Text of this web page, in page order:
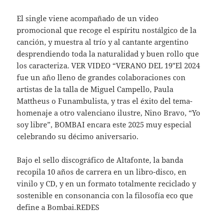
El single viene acompañado de un video
promocional que recoge el espíritu nostálgico de la
canción, y muestra al trío y al cantante argentino
desprendiendo toda la naturalidad y buen rollo que
los caracteriza. VER VIDEO “VERANO DEL 19″El 2024
fue un año lleno de grandes colaboraciones con
artistas de la talla de Miguel Campello, Paula
Mattheus o Funambulista, y tras el éxito del tema-
homenaje a otro valenciano ilustre, Nino Bravo, “Yo
soy libre”, BOMBAI encara este 2025 muy especial
celebrando su décimo aniversario.
Bajo el sello discográfico de Altafonte, la banda
recopila 10 años de carrera en un libro-disco, en
vinilo y CD, y en un formato totalmente reciclado y
sostenible en consonancia con la filosofía eco que
define a Bombai.REDES